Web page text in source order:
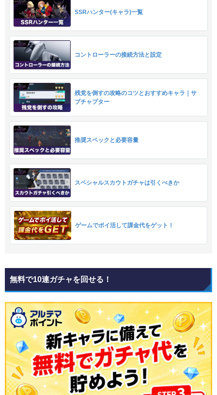
SSRハンター(キャラ)一覧
コントローラーの接続方法と設定
残党を倒すの攻略のコツとおすすめキャラ｜サ
ブチャプター
推奨スペックと必要容量
スペシャルスカウトガチャは引くべきか
ゲームでポイ活して課金代をゲット！
無料で10連ガチャを回せる！